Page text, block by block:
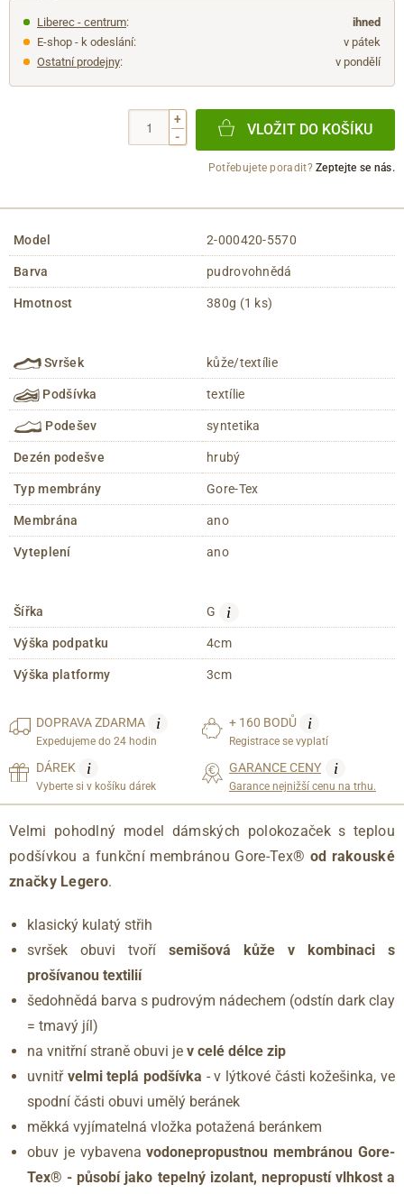
Liberec - centrum:
ihned
E-shop - k odeslání:
v pátek
Ostatní prodejny: v pondělí
+
-
VLOŽIT DO KOŠÍKU
Potřebujete poradit?Zeptejte se nás.
Model 2-000420-5570
Barva pudrovohnědá
Hmotnost 380g (1 ks)
Svršek kůže/textílie
Podšívka textílie
Podešev syntetika
Dezén podešve hrubý
Typ membrány Gore-Tex
Membrána ano
Vyteplení ano
Šířka G i
Výška podpatku 4cm
Výška platformy 3cm
DOPRAVAZDARMA i
Expedujeme do 24 hodin
+ 160 BODŮ i
Registrace se vyplatí
DÁREK i
Vyberte si v košíku dárek
GARANCE CENY i
Garance nejnižší cenu na trhu.
Velmi pohodlný model dámských polokozaček s teplou
podšívkou a funkční membránou Gore-Tex® od rakouské
značky Legero.
klasický kulatý střih
svršek obuvi tvoří semišová kůže v kombinaci s
prošívanou textilií
šedohnědá barva s pudrovým nádechem (odstín dark clay
= tmavý jíl)
na vnitřní straně obuvi je v celé délce zip
uvnitř velmi teplá podšívka - v lýtkové části kožešinka, ve
spodní části obuvi umělý beránek
měkká vyjímatelná vložka potažená beránkem
obuv je vybavenavodonepropustnou membránou Gore-
Tex® - působí jako tepelný izolant, nepropustí vlhkost a